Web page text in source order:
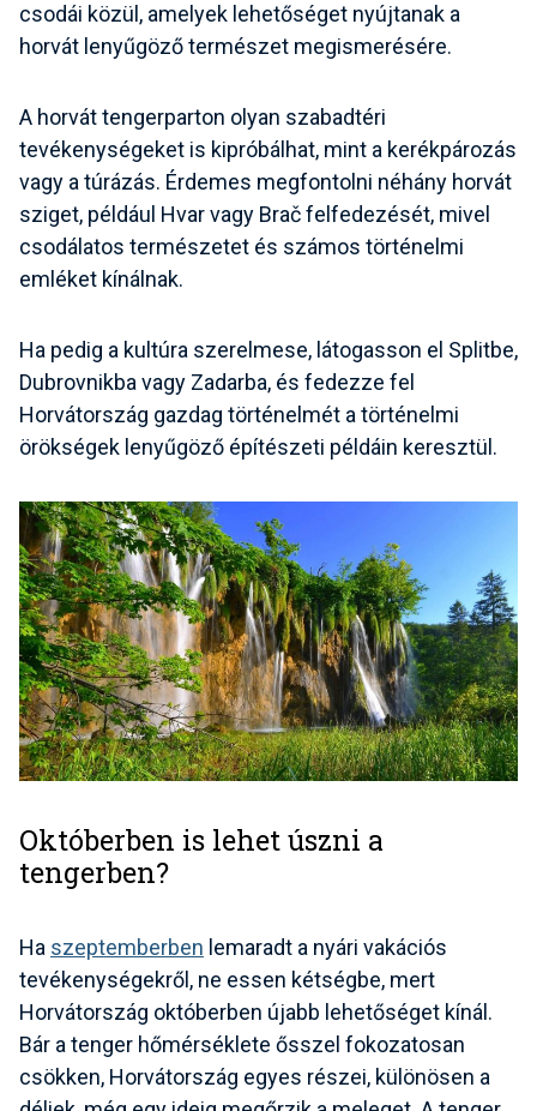
csodái közül, amelyek lehetőséget nyújtanak a
horvát lenyűgöző természet megismerésére.
A horvát tengerparton olyan szabadtéri
tevékenységeket is kipróbálhat, mint a kerékpározás
vagy a túrázás. Érdemes megfontolni néhány horvát
sziget, például Hvar vagy Brač felfedezését, mivel
csodálatos természetet és számos történelmi
emléket kínálnak.
Ha pedig a kultúra szerelmese, látogasson el Splitbe,
Dubrovnikba vagy Zadarba, és fedezze fel
Horvátország gazdag történelmét a történelmi
örökségek lenyűgöző építészeti példáin keresztül.
Októberben is lehet úszni a
tengerben?
Ha szeptemberben lemaradt a nyári vakációs
tevékenységekről, ne essen kétségbe, mert
Horvátország októberben újabb lehetőséget kínál.
Bár a tenger hőmérséklete ősszel fokozatosan
csökken, Horvátország egyes részei, különösen a